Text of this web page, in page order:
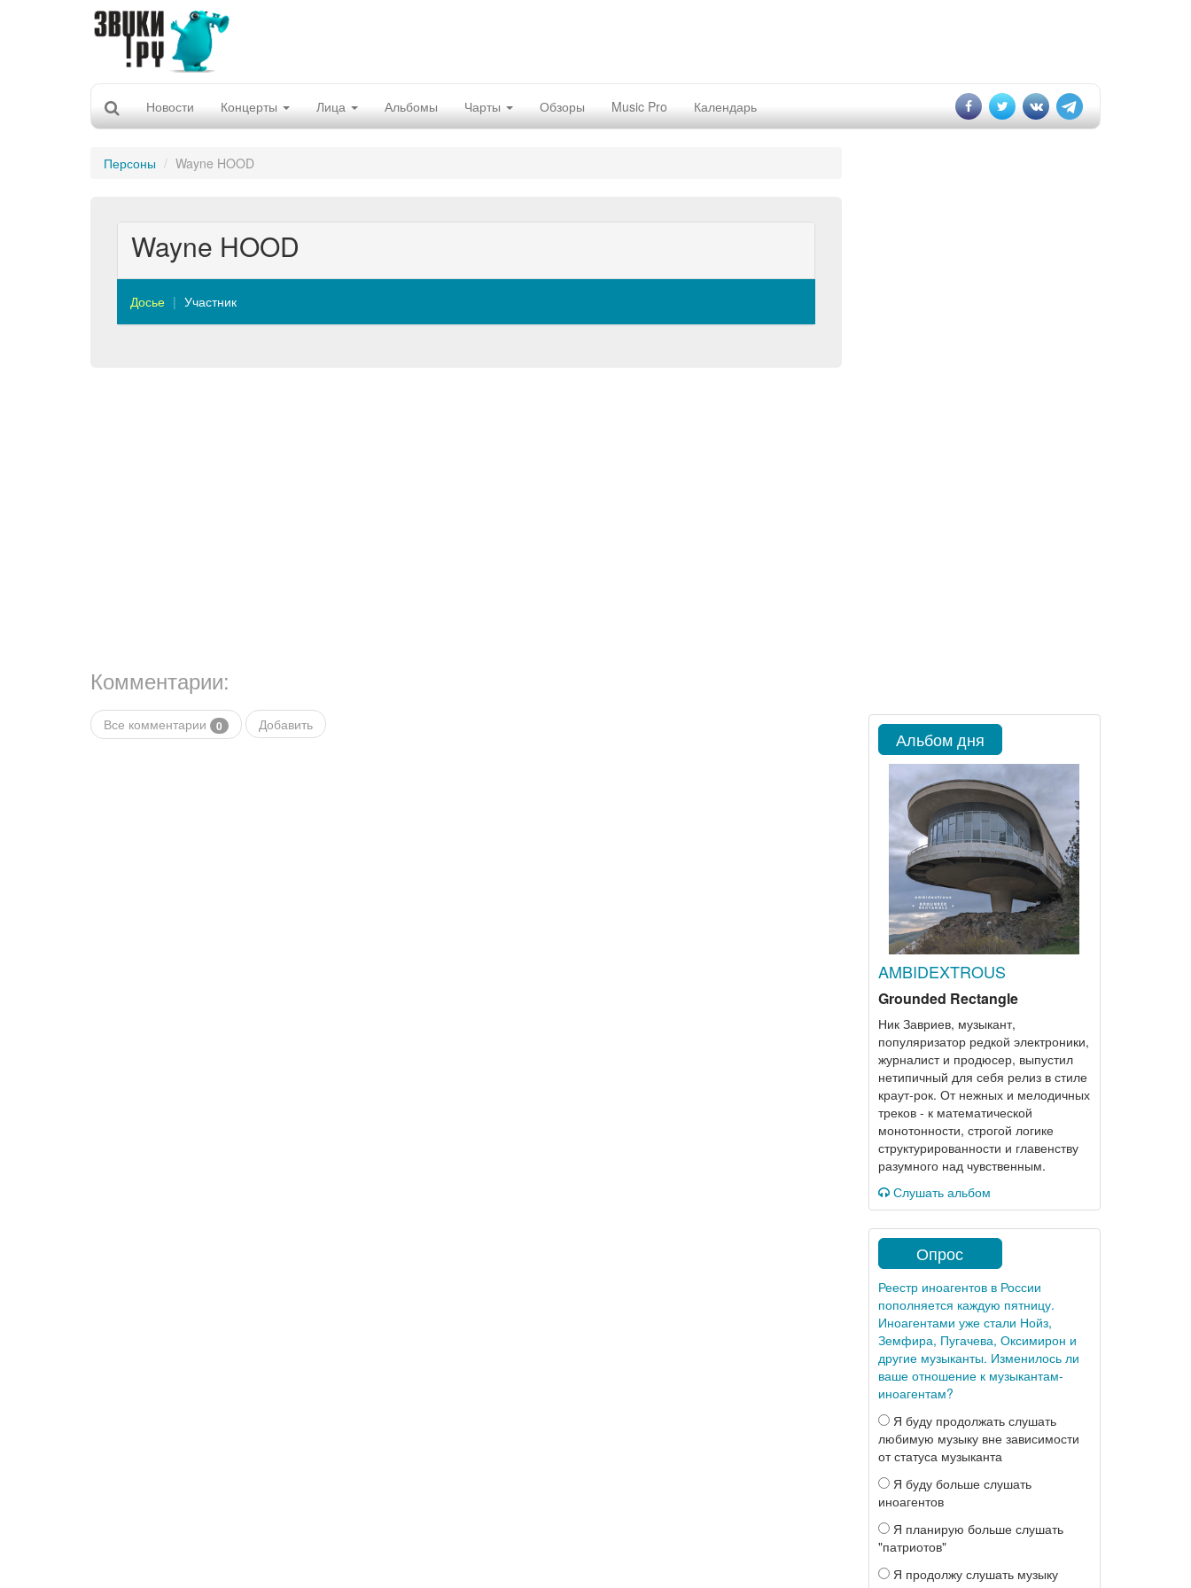
Новости Концерты Лица Альбомы Чарты Обзоры Music Pro Календарь
Персоны Wayne HOOD
Wayne HOOD
Досье Участник
Комментарии:
Все комментарии 0 Добавить
Альбом дня
AMBIDEXTROUS
Grounded Rectangle
Ник Завриев, музыкант,
популяризатор редкой электроники,
журналист и продюсер, выпустил
нетипичный для себя релиз в стиле
краут-рок. От нежных и мелодичных
треков - к математической
монотонности, строгой логике
структурированности и главенству
разумного над чувственным.
Слушать альбом
Опрос
Реестр иноагентов в России
пополняется каждую пятницу.
Иноагентами уже стали Нойз,
Земфира, Пугачева, Оксимирон и
другие музыканты. Изменилось ли
ваше отношение к музыкантам-
иноагентам?
Я буду продолжать слушать
любимую музыку вне зависимости
от статуса музыканта
Я буду больше слушать
иноагентов
Я планирую больше слушать
"патриотов"
Я продолжу слушать музыку